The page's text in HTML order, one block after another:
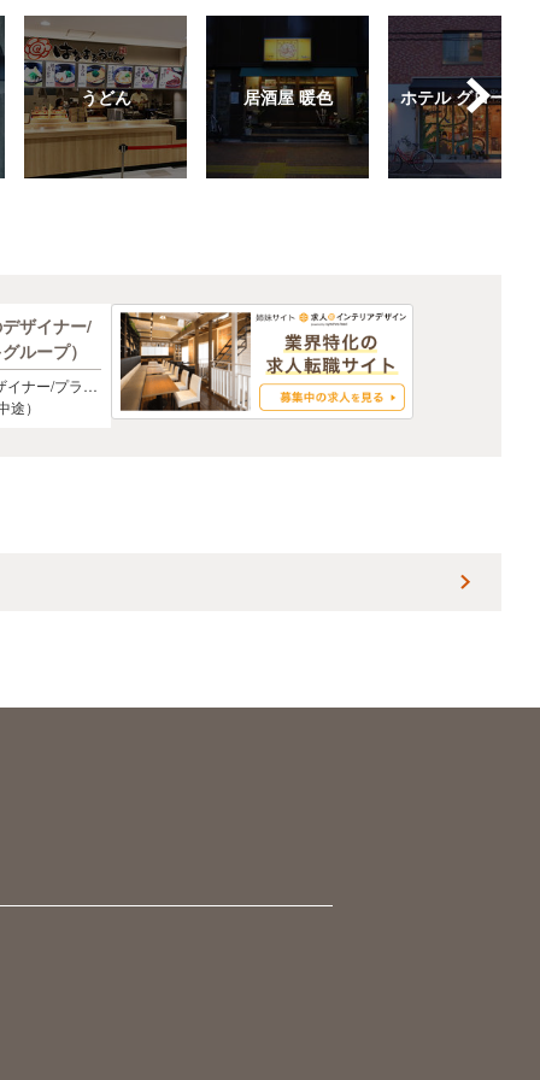
うどん 居酒屋 暖色 ホテル グローバル
ザイナー/
ループ）
イナー/プラン
途）